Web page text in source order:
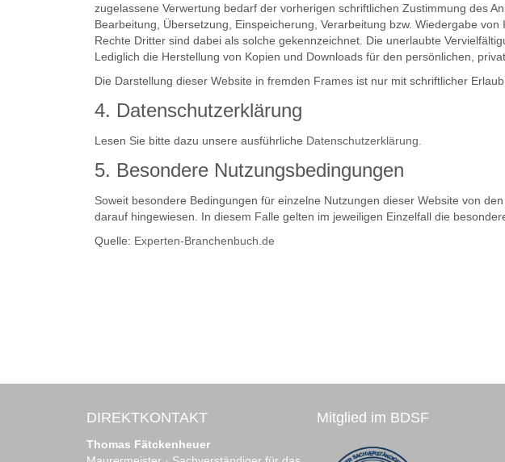
zugelassene Verwertung bedarf der vorherigen schriftlichen Zustimmung des
Bearbeitung, Übersetzung, Einspeicherung, Verarbeitung bzw. Wiedergabe
Rechte Dritter sind dabei als solche gekennzeichnet. Die unerlaubte
Lediglich die Herstellung von Kopien und Downloads für den persönlichen,
Die Darstellung dieser Website in fremden Frames ist nur mit schriftlicher
4. Datenschutzerklärung
Lesen Sie bitte dazu unsere ausführliche Datenschutzerklärung.
5. Besondere Nutzungsbedingungen
Soweit besondere Bedingungen für einzelne Nutzungen dieser Website von
darauf hingewiesen. In diesem Falle gelten im jeweiligen Einzelfall die
Quelle: Experten-Branchenbuch.de
DIREKTKONTAKT
Thomas Fätckenheuer
Mitglied im BDSF